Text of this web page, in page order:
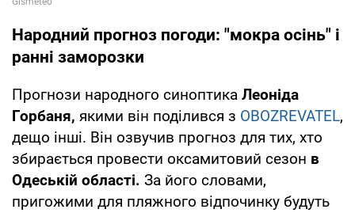
Народний прогноз погоди: "мокра осінь" і
ранні заморозки
Прогнози народного синоптика Леоніда
Горбаня, якими він поділився з OBOZREVATEL,
дещо інші. Він озвучив прогноз для тих, хто
збирається провести оксамитовий сезон в
Одеській області. За його словами,
пригожими для пляжного відпочинку будуть